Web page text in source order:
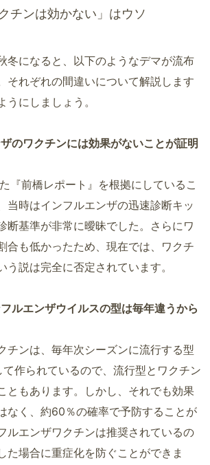
チンは効かない」はウソ
冬になると、以下のようなデマが流布
それぞれの間違いについて解説します
にしましょう。
のワクチンには効果がないことが証明
『前橋レポート』を根拠にしているこ
当時はインフルエンザの迅速診断キッ
断基準が非常に曖昧でした。さらにワ
合も低かったため、現在では、ワクチ
う説は完全に否定されています。
ルエンザウイルスの型は毎年違うから
チンは、毎年次シーズンに流行する型
て作られているので、流行型とワクチン
ともあります。しかし、それでも効果
なく、約60％の確率で予防することが
ルエンザワクチンは推奨されているの
た場合に重症化を防ぐことができま